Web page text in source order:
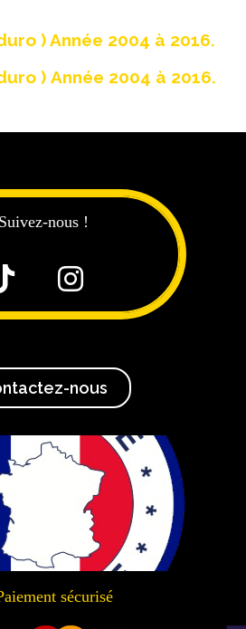
) Année 2004 à 2016.
) Année 2004 à 2016.
Suivez-nous !

nous
sécurisé